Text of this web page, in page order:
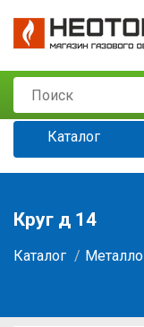
Каталог
Круг д 14
Каталог